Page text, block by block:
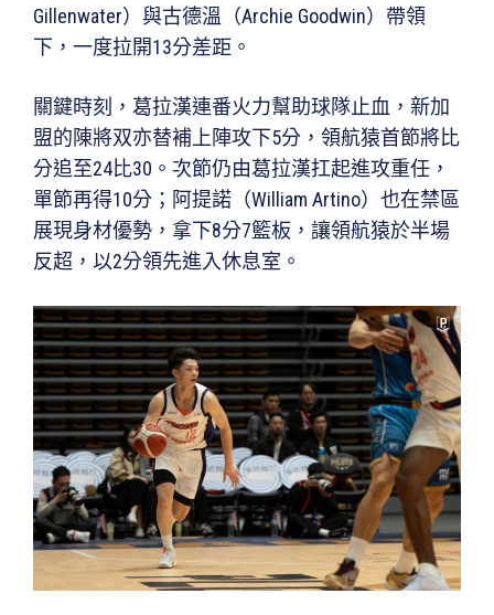
Gillenwater）與古德溫（Archie Goodwin）帶領
下，一度拉開13分差距。
關鍵時刻，葛拉漢連番火力幫助球隊止血，新加
盟的陳將双亦替補上陣攻下5分，領航猿首節將比
分追至24比30。次節仍由葛拉漢扛起進攻重任，
單節再得10分；阿提諾（William Artino）也在禁區
展現身材優勢，拿下8分7籃板，讓領航猿於半場
反超，以2分領先進入休息室。